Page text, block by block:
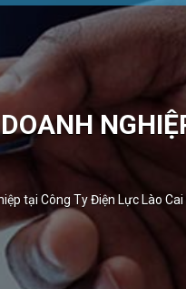
tại Công Ty Điện Lực Lào Cai